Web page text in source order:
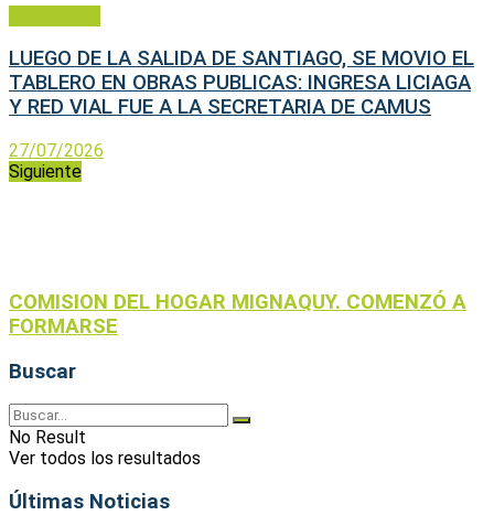
LUEGO DE LA SALIDA DE SANTIAGO, SE MOVIO EL
TABLERO EN OBRAS PUBLICAS: INGRESA LICIAGA
Y RED VIAL FUE A LA SECRETARIA DE CAMUS
27/07/2026
Siguiente
COMISION DEL HOGAR MIGNAQUY. COMENZÓ A
FORMARSE
Buscar
No Result
Ver todos los resultados
Últimas Noticias